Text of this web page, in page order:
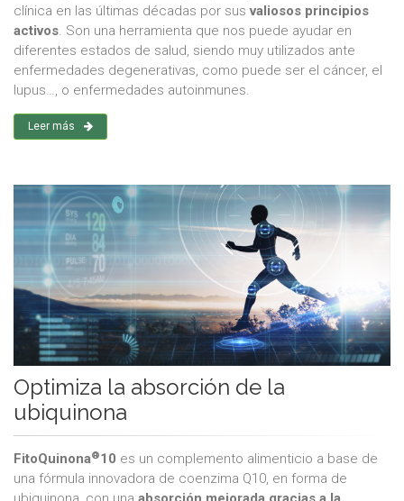
clínica en las últimas décadas por susvaliosos principios
activos . Son una herramienta que nos puede ayudar en
diferentes estados de salud, siendo muy utilizados ante
enfermedades degenerativas, como puede ser el cáncer, el
lupus…, o enfermedades autoinmunes.
Leer más
Optimiza la absorción de la
ubiquinona
FitoQuinona®10 es un complemento alimenticio a base de
una fórmula innovadora de coenzima Q10, en forma de